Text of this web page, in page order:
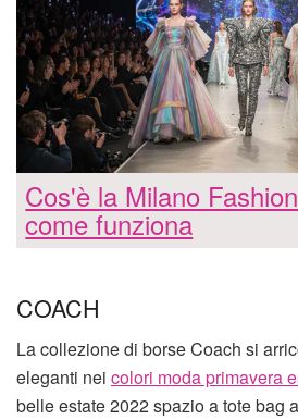
Cos'è la Milano
come funziona
COACH
La collezione di borse Coach si
eleganti nei colori moda primavera
belle estate 2022 spazio a tote bag